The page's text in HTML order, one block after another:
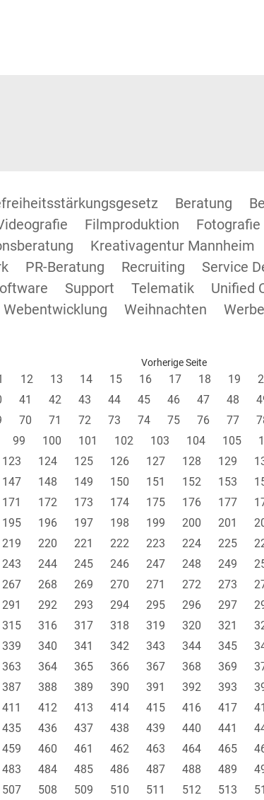
Beratung
Filmproduktion Fotografie
Kreativagentur Mannheim
PR-Beratung Recruiting Service
Support Telematik Unified
Webentwicklung Weihnachten
Vorherige Seite
12 13 14 15 16 17 18 19
41 42 43 44 45 46 47 48
70 71 72 73 74 75 76 77
99 100 101 102 103 104 105
123 124 125 126 127 128 129
147 148 149 150 151 152 153
171 172 173 174 175 176 177
195 196 197 198 199 200 201
219 220 221 222 223 224 225
243 244 245 246 247 248 249
267 268 269 270 271 272 273
291 292 293 294 295 296 297
315 316 317 318 319 320 321
339 340 341 342 343 344 345
363 364 365 366 367 368 369
387 388 389 390 391 392 393
411 412 413 414 415 416 417
435 436 437 438 439 440 441
459 460 461 462 463 464 465
483 484 485 486 487 488 489
507 508 509 510 511 512 513